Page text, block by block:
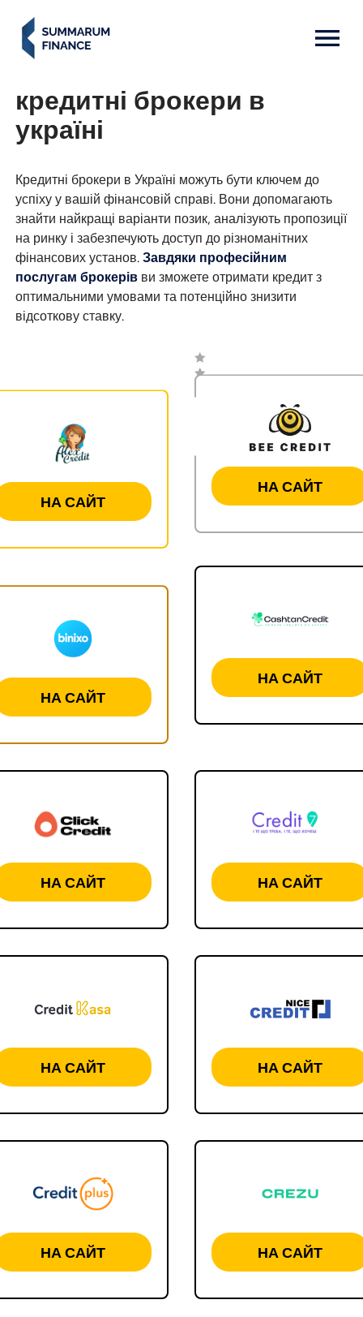
кредитні брокери в
україні
Кредитні брокери в Україні можуть бути ключем до
успіху у вашій фінансовій справі. Вони допомагають
знайти найкращі варіанти позик, аналізують пропозиції
на ринку і забезпечують доступ до різноманітних
фінансових установ.Завдяки професійним
послугам брокерів ви зможете отримати кредит з
оптимальними умовами та потенційно знизити
відсоткову ставку.
НА САЙТ
НА САЙТ
НА САЙТ
НА САЙТ
НА САЙТ НА САЙТ
НА САЙТ НА САЙТ
НА САЙТ НА САЙТ